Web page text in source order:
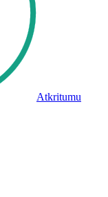
Atkritumu